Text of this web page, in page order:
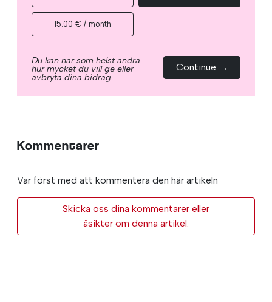
15.00 € / month
Du kan när som helst ändra
hur mycket du vill ge eller
avbryta dina bidrag.
Continue →
Kommentarer
Var först med att kommentera den här artikeln
Skicka oss dina kommentarer eller
åsikter om denna artikel.